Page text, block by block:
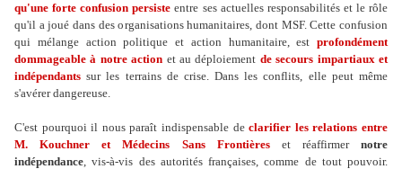
qu'une forte confusion persiste entre ses actuelles responsabilités et le rôle
qu'il a joué dans des organisations humanitaires, dont MSF. Cette confusion
qui mélange action politique et action humanitaire, est profondément
dommageable à notre action et au déploiement de secours impartiaux et
indépendants sur les terrains de crise. Dans les conflits, elle peut même
s'avérer dangereuse.
C'est pourquoi il nous paraît indispensable declarifier les relations entre
M. Kouchner et Médecins Sans Frontièreset réaffirmer notre
indépendance, vis-à-vis des autorités françaises, comme de tout pouvoir.